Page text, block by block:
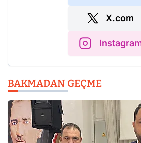
X.com
Instagram
BAKMADAN GEÇME